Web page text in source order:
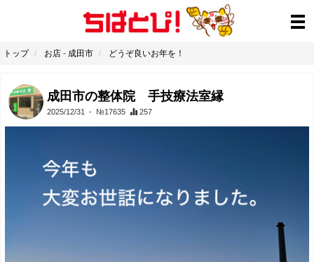
トップ お店 - 成田市 どうぞ良いお年を！
成田市の整体院 手技療法室縁
2025/12/31 - №17635 257